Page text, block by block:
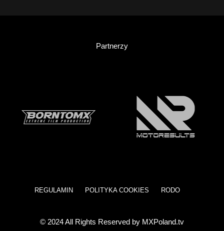
Partnerzy
REGULAMIN POLITYKA COOKIES RODO
© 2024 All Rights Reserved by MXPoland.tv